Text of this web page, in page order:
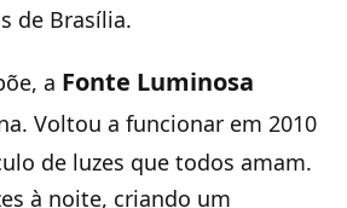
de Brasília.
a Fonte Luminosa
Voltou a funcionar em 2010
de luzes que todos amam.
à noite, criando um